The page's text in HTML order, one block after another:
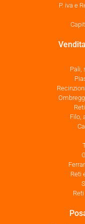
P. iva e
Pali,
Filo,
Reti